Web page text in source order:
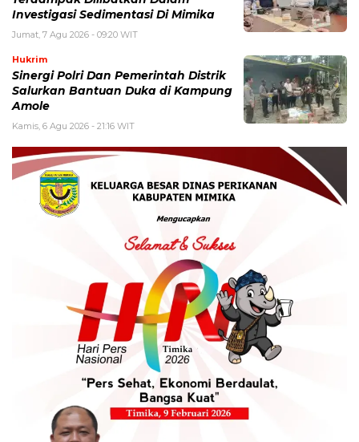
Investigasi Sedimentasi Di Mimika
Jumat, 7 Agu 2026 - 09:20 WIT
Hukrim
Sinergi Polri Dan Pemerintah Distrik
Salurkan Bantuan Duka di Kampung
Amole
Kamis, 6 Agu 2026 - 21:16 WIT